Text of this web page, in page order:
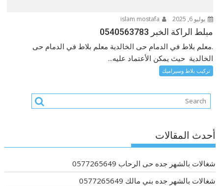
يوليو 6, 2025
مبلط الراكة الخبر 0540563783
.معلم بلاط في الدمام حى الخالدية معلم بلاط في الدمام حى
الخالدية حيث يمكن الأعتماد عليه...
تركيب بلاط وسيراميك
أحدث المقالات
شغالات بالشهر جده حى الرحاب 0577265649
شغالات بالشهر جده بني مالك 0577265649